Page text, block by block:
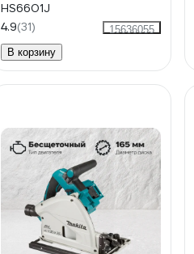
HS6601J
4.9(31)
15636055
В корзину